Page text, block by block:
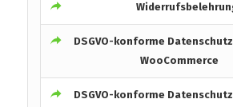
DSGVO-konforme
WooCommerce
DSGVO-konforme